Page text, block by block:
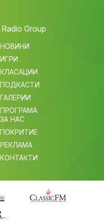
Group
НОВИНИ
ИГРИ
КЛАСАЦИИ
ПОДКАСТИ
ГАЛЕРИИ
ПРОГРАМА
ЗА НАС
ПОКРИТИЕ
РЕКЛАМА
КОНТАКТИ